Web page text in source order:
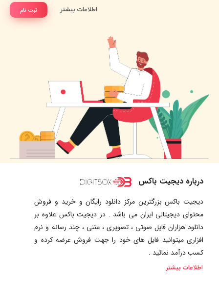
ثبت نام اطلاعات بیشتر
درباره دیجیت باکس
دیجیت باکس بزرگترین مرکز دانلود رایگان و خرید و فروش
محتوای دیجیتالی ایران می باشد . در دیجیت باکس علاوه بر
دانلود هزاران فایل صوتی ، تصویری ، متنی ، چند رسانه و نرم
افزاری میتوانید فایل های خود را جهت فروش عرضه کرده و
کسب درآمد نمائید .
اطلاعات بیشتر